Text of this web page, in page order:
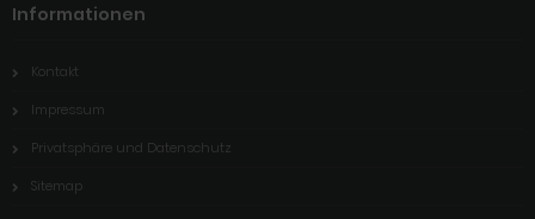
Informationen
Kontakt
Impressum
Privatsphäre und Datenschutz
Sitemap